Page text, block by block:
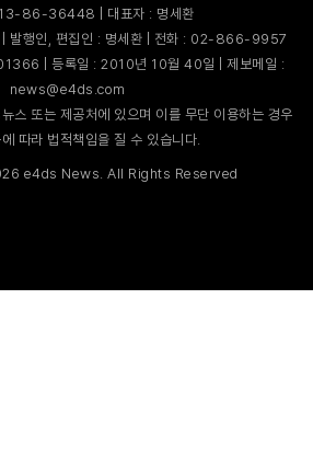
86-36448 | 대표자 : 명세환
| 발행인, 편집인 : 명세환 | 전화 : 02-866-9957
| 등록일 : 2010년 10월 40일 | 제보메일 :
news@e4ds.com
스 또는 제공처에 있으며 이를 무단 이용하는 경우
따라 법적책임을 질 수 있습니다.
e4ds News. All Rights Reserved